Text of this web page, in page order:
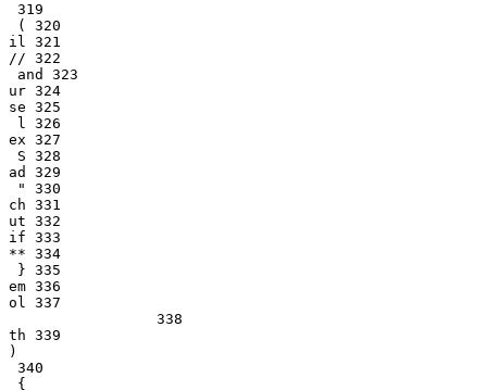
319
( 320
il 321
// 322
and 323
ur 324
se 325
l 326
ex 327
S 328
ad 329
" 330
ch 331
ut 332
if 333
** 334
} 335
em 336
ol 337
                 338
th 339
)
340
{